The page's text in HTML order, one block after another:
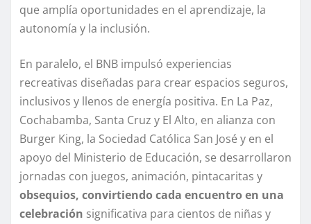
que amplía oportunidades en el aprendizaje, la
autonomía y la inclusión.
En paralelo, el BNB impulsó experiencias
recreativas diseñadas para crear espacios seguros,
inclusivos y llenos de energía positiva. En La Paz,
Cochabamba, Santa Cruz y El Alto, en alianza con
Burger King, la Sociedad Católica San José y en el
apoyo del Ministerio de Educación, se desarrollaron
jornadas con juegos, animación, pintacaritas y
obsequios, convirtiendo cada encuentro en una
celebración significativa para cientos de niñas y